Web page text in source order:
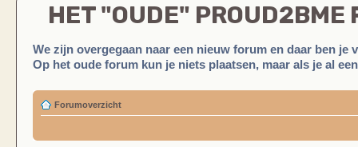
HET "OUDE" PROUD2BME
We zijn overgegaan naar een nieuw forum en daar ben je
Op het oude forum kun je niets plaatsen, maar als je al
Forumoverzicht